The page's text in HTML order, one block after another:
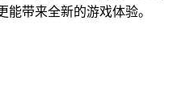
能带来全新的游戏体验。